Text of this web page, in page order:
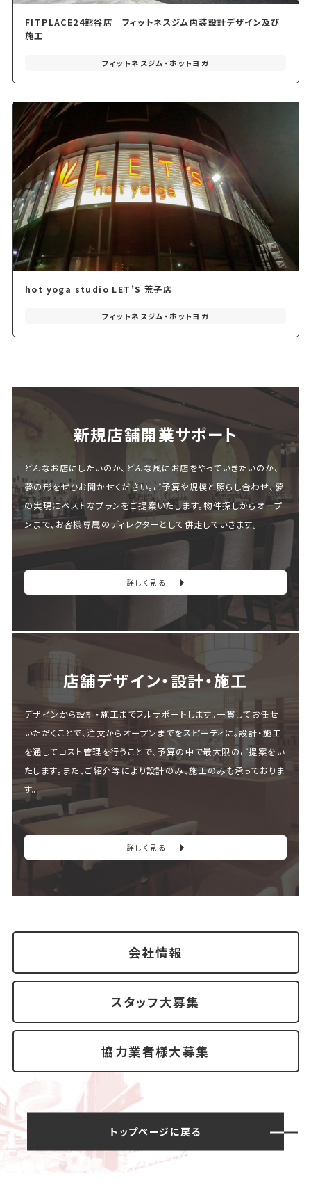
FITPLACE24熊谷店 フィットネスジム内装設計デザイン及び
施工
フィットネスジム・ホットヨガ
hot yoga studio LET’S 荒子店
フィットネスジム・ホットヨガ
新規店舗開業サポート
どんなお店にしたいのか、どんな風にお店をやっていきたいのか、
夢の形をぜひお聞かせください。ご予算や規模と照らし合わせ、夢
の実現にベストなプランをご提案いたします。物件探しからオープ
ンまで、お客様専属のディレクターとして併走していきます。
詳しく見る
店舗デザイン・設計・施⼯
デザインから設計・施工までフルサポートします。一貫してお任せ
いただくことで、注文からオープンまでをスピーディに。設計・施工
を通してコスト管理を行うことで、予算の中で最大限のご提案をい
たします。また、ご紹介等により設計のみ、施工のみも承っておりま
す。
詳しく見る
会社情報
スタッフ大募集
協力業者様大募集
トップページに戻る